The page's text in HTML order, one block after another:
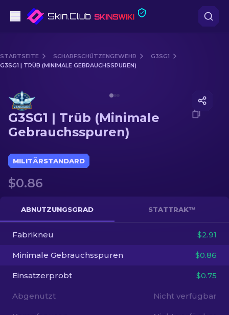
Mittelklasse
Gewehr
Scharfschützengewehr
Handschuh
Andere
DE
STARTSEITE SCHARFSCHÜTZENGEWEHR
G3SG1
G3SG1 | TRÜB (MINIMALE GEBRAUCHSSPUREN)
G3SG1 | Trüb (Minimale
Gebrauchsspuren)
MILITÄRSTANDARD
$0.86
ABNUTZUNGSGRAD STATTRAK™
Fabrikneu $2.91
Minimale Gebrauchsspuren $0.86
Einsatzerprobt $0.75
Abgenutzt Nicht verfügbar